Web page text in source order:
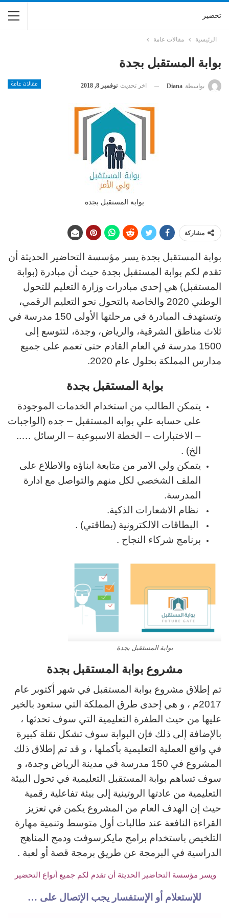
تحضير
الرئيسية مقالات عامة
بوابة المستقبل بجدة
مقالات عامة بواسطة Diana اخر تحديث نوفمبر 8, 2018
بوابة المستقبل بجدة
مشاركة
بوابة المستقبل بجدة يسر مؤسسة التحاضير الحديثة أن
تقدم لكم بوابة المستقبل بجدة حيث أن مبادرة (بوابة
المستقبل) هي إحدى مبادرات وزارة التعليم للتحول
الوطني 2020 والخاصة بالتحول نحو التعليم الرقمي،
وتستهدف المبادرة في مرحلتها الأولى 150 مدرسة في
ثلاث مناطق الشرقية، والرياض، وجدة، لتتوسع إلى
1500 مدرسة في العام القادم حتى تعمم على جميع
مدارس المملكة بحلول عام 2020.
بوابة المستقبل بجدة
يتمكن الطالب من استخدام الخدمات الموجودة
على حسابه علي بوابه المستقبل – جده (الواجبات
– الاختبارات – الخطة الاسبوعية – الرسائل …..
الخ) .
يتمكن ولي الامر من متابعة ابناؤه والاطلاع على
الملف الشخصي لكل منهم والتواصل مع ادارة
المدرسة.
نظام الاشعارات الذكية.
البطاقات الالكترونية (بطاقتي) .
برنامج شركاء النجاح .
بوابة المستقبل بجدة
مشروع بوابة المستقبل بجدة
تم إطلاق مشروع بوابة المستقبل في شهر أكتوبر عام
2017م ، و هي إحدى طرق المملكة التي ستعود بالخير
عليها من حيث الطفرة التعليمية التي سوف تحدثها ،
بالإضافة إلى ذلك فإن البوابة سوف تشكل نقلة كبيرة
في واقع العملية التعليمية بأكملها ، و قد تم إطلاق ذلك
المشروع في 150 مدرسة في مدينة الرياض وجدة، و
سوف تساهم بوابة المستقبل التعليمية في تحول البيئة
التعليمية من عادتها الروتينية إلى بيئة تفاعلية رقمية
حيث إن الهدف العام من المشروع يكمن في تعزيز
القراءة النافعة عند طالبات أول متوسط وتنمية مهارة
التلخيص باستخدام برامج مايكرسوفت ودمج المناهج
الدراسية في البرمجة عن طريق برمجة قصة أو لعبة .
ويسر مؤسسة التحاضير الحديثة أن تقدم لكم جميع أنواع التحضير
للإستعلام أو الإستفسار يجب الإتصال على …